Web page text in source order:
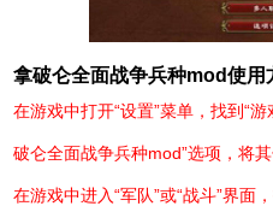
拿破仑全面战争兵种mod使用
在游戏中打开“设置”菜单，找到“
破仑全面战争兵种mod”选项，将其
在游戏中进入“军队”或“战斗”界面